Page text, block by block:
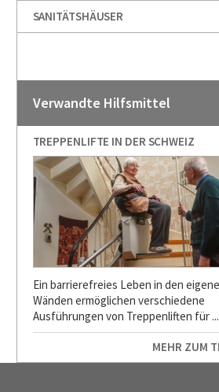
SANITÄTSHÄUSER
Verwandte Hilfsmittel
TREPPENLIFTE IN DER SCHWEIZ
Ein barrierefreies Leben in den
Wänden ermöglichen verschiedene
Ausführungen von Treppenliften für ...
MEHR ZUM